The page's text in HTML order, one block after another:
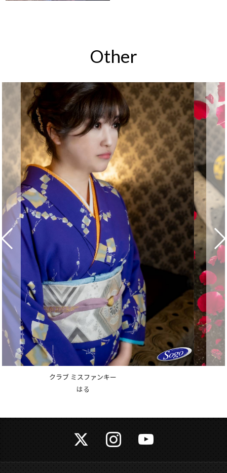
Other
クラブ A-1